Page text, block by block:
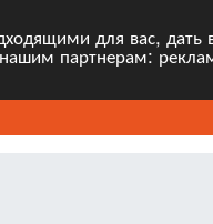
для вас, дать
партнерам: